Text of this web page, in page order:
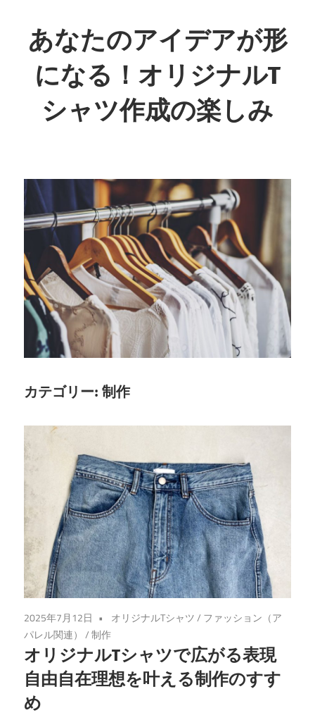
ン
テ
プ
あなたのアイデアが形
になる！オリジナルT
シャツ作成の楽しみ
た
の
創
力
が
生
き
る、
あ
な
た
だ
け
特
別
な
一
着
を
に
入
れ
よ
う！
カテゴリー: 制作
2025年7月12日 オリジナルTシャツ/ ファッション（ア
パレル関連） /制作
オリジナルTシャツで広がる表現
自由自在理想を叶える制作のすす
め